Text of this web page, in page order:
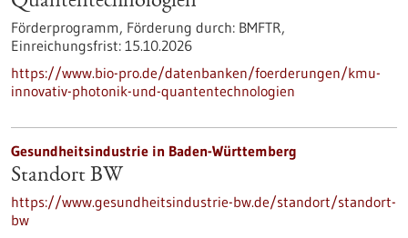
Förderprogramm, Förderung durch: BMFTR,
Einreichungsfrist: 15.10.2026
https://www.bio-pro.de/datenbanken/foerderungen/kmu-
innovativ-photonik-und-quantentechnologien
Gesundheitsindustrie in Baden-Württemberg
Standort BW
https://www.gesundheitsindustrie-bw.de/standort/standort-
bw